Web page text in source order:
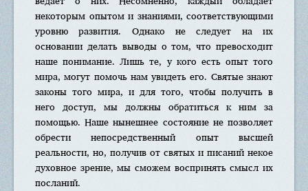
некоторым опытом и знаниями, соответствующими
уровню развития. Однако не следует на их
основании делать выводы о том, что превосходит
наше понимание. Лишь те, у кого есть опыт того
мира, могут помочь нам увидеть его. Святые знают
законы того мира, и для того, чтобы получить в
него доступ, мы должны обратиться к ним за
помощью. Наше нынешнее состояние не позволяет
обрести непосредственный опыт высшей
реальности, но, получив от святых и писаний некое
духовное зрение, мы сможем воспринять смысл их
посланий.